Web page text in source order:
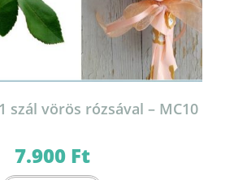
szál vörös rózsával – MC10
7.900 Ft